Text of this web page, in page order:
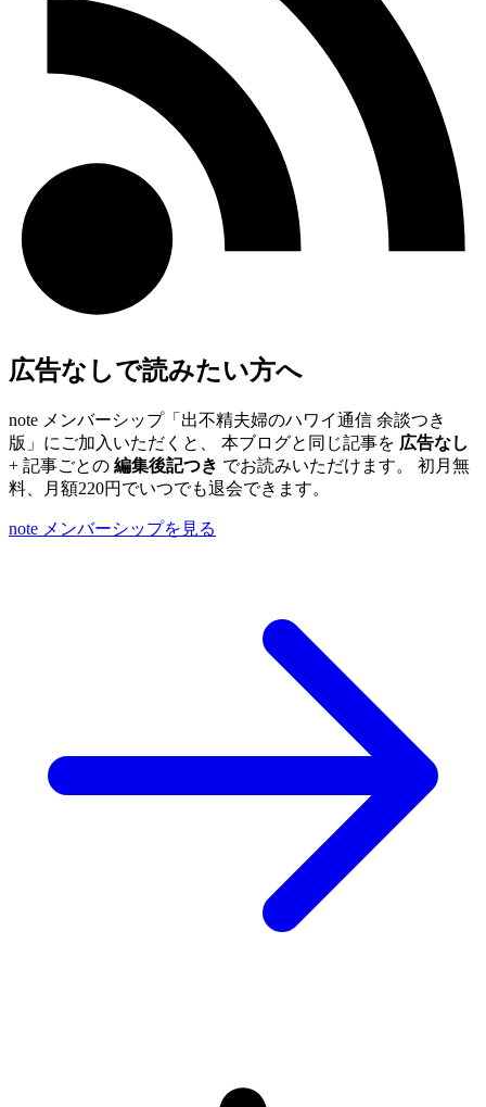
広告なしで読みたい方へ
note メンバーシップ「出不精夫婦のハワイ通信 余談つき
版」にご加入いただくと、 本ブログと同じ記事を 広告なし
+ 記事ごとの 編集後記つき でお読みいただけます。 初月無
料、月額220円でいつでも退会できます。
note メンバーシップを見る